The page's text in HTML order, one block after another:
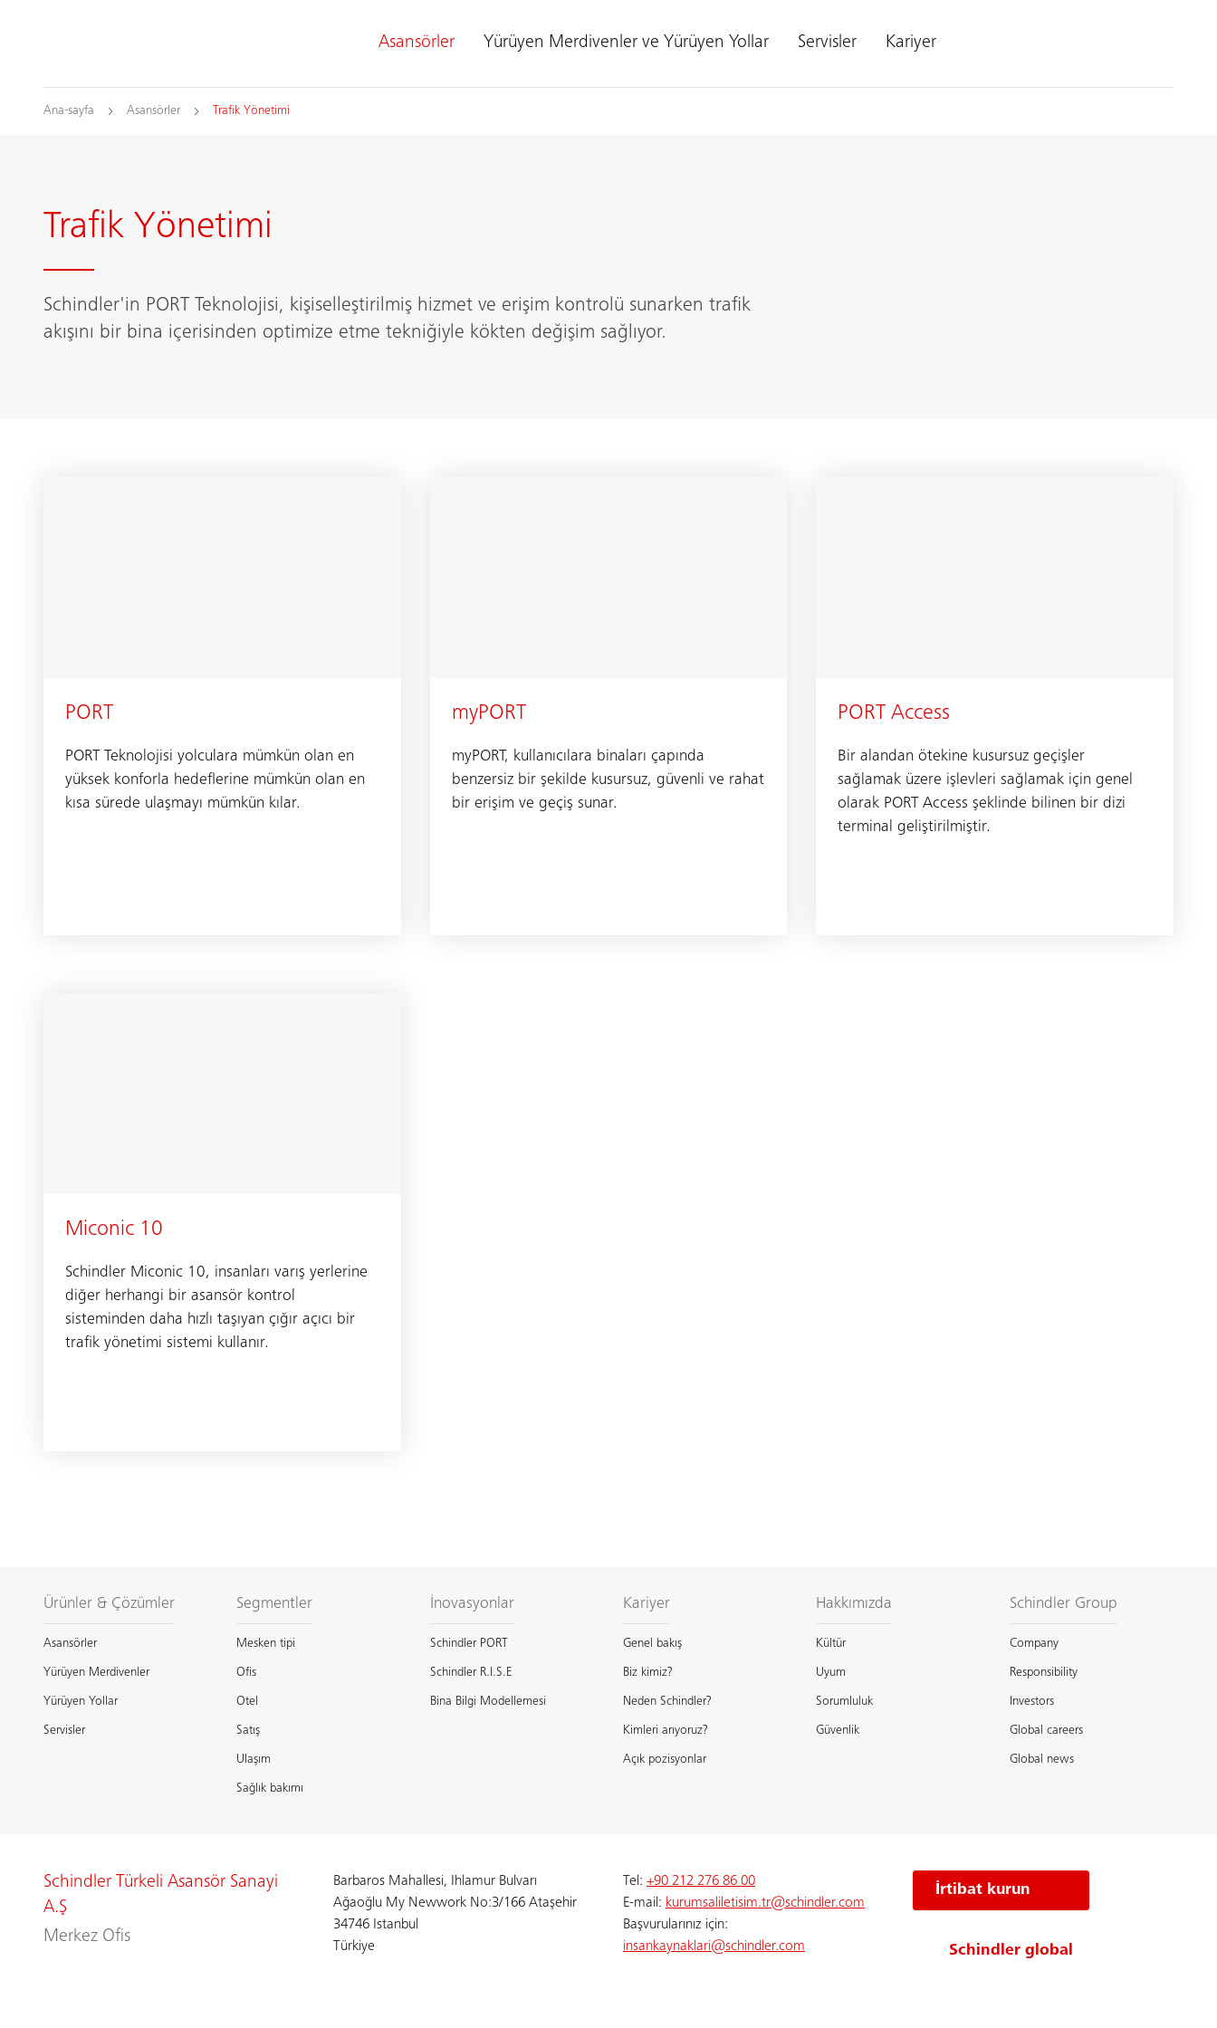
Asansörler Yürüyen Merdivenler ve Yürüyen Yollar Servisler Kariyer
Ana-sayfa Asansörler Trafik Yönetimi
Trafik Yönetimi
Schindler'in PORT Teknolojisi, kişiselleştirilmiş hizmet ve erişim kontrolü sunarken trafik
akışını bir bina içerisinden optimize etme tekniğiyle kökten değişim sağlıyor.
PORT
PORT Teknolojisi yolculara mümkün olan en
yüksek konforla hedeflerine mümkün olan en
kısa sürede ulaşmayı mümkün kılar.
myPORT
myPORT, kullanıcılara binaları çapında
benzersiz bir şekilde kusursuz, güvenli ve rahat
bir erişim ve geçiş sunar.
PORT Access
Bir alandan ötekine kusursuz geçişler
sağlamak üzere işlevleri sağlamak için genel
olarak PORT Access şeklinde bilinen bir dizi
terminal geliştirilmiştir.
Miconic 10
Schindler Miconic 10, insanları varış yerlerine
diğer herhangi bir asansör kontrol
sisteminden daha hızlı taşıyan çığır açıcı bir
trafik yönetimi sistemi kullanır.
Ürünler & Çözümler
Asansörler
Yürüyen Merdivenler
Yürüyen Yollar
Servisler
Segmentler
Mesken tipi
Ofis
Otel
Satış
Ulaşım
Sağlık bakımı
İnovasyonlar
Schindler PORT
Schindler R.I.S.E
Bina Bilgi Modellemesi
Kariyer
Genel bakış
Biz kimiz?
Neden Schindler?
Kimleri arıyoruz?
Açık pozisyonlar
Hakkımızda
Kültür
Uyum
Sorumluluk
Güvenlik
Schindler Group
Company
Responsibility
Investors
Global careers
Global news
Schindler Türkeli Asansör Sanayi
A.Ş
Merkez Ofis
Barbaros Mahallesi, Ihlamur Bulvarı
Ağaoğlu My Newwork No:3/166 Ataşehir
34746 Istanbul
Türkiye
Tel: +90 212 276 86 00
E-mail: kurumsaliletisim.tr@schindler.com
Başvurularınız için:
insankaynaklari@schindler.com
İrtibat kurun
Schindler global